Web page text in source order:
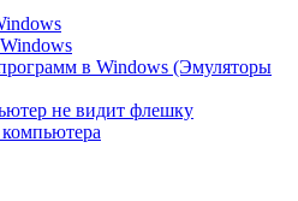
в Windows (Эмуляторы
не видит флешку